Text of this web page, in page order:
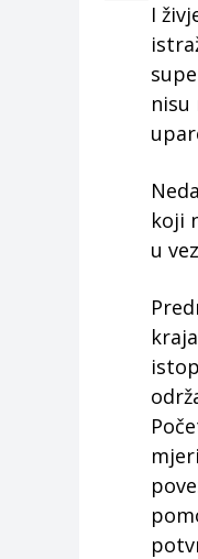
I
nisu
koji
u